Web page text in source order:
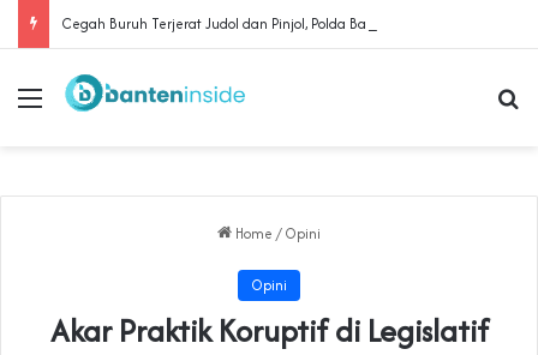
Menu
Home / Opini
Opini
Akar Praktik Koruptif di Legislatif